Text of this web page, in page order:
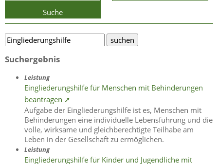
Suche
Suchergebnis
Leistung
Eingliederungshilfe für Menschen mit Behinderungen
beantragen ➚
Aufgabe der Eingliederungshilfe ist es, Menschen mit
Behinderungen eine individuelle Lebensführung und die
volle, wirksame und gleichberechtigte Teilhabe am
Leben in der Gesellschaft zu ermöglichen.
Leistung
Eingliederungshilfe für Kinder und Jugendliche mit